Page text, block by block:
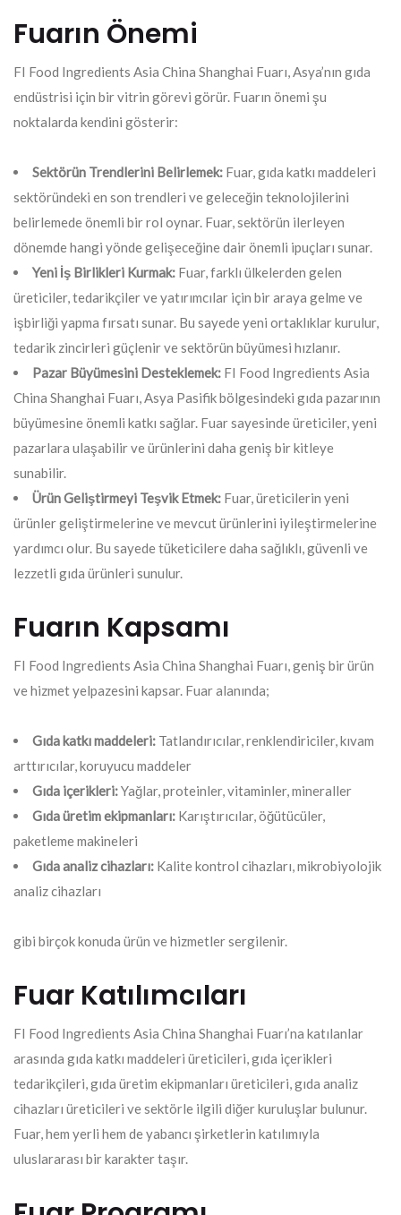
Fuarın Önemi
FI Food Ingredients Asia China Shanghai Fuarı, Asya’nın gıda
endüstrisi için bir vitrin görevi görür. Fuarın önemi şu
noktalarda kendini gösterir:
Sektörün Trendlerini Belirlemek: Fuar, gıda katkı maddeleri
sektöründeki en son trendleri ve geleceğin teknolojilerini
belirlemede önemli bir rol oynar. Fuar, sektörün ilerleyen
dönemde hangi yönde gelişeceğine dair önemli ipuçları sunar.
Yeni İş Birlikleri Kurmak: Fuar, farklı ülkelerden gelen
üreticiler, tedarikçiler ve yatırımcılar için bir araya gelme ve
işbirliği yapma fırsatı sunar. Bu sayede yeni ortaklıklar kurulur,
tedarik zincirleri güçlenir ve sektörün büyümesi hızlanır.
Pazar Büyümesini Desteklemek: FI Food Ingredients Asia
China Shanghai Fuarı, Asya Pasifik bölgesindeki gıda pazarının
büyümesine önemli katkı sağlar. Fuar sayesinde üreticiler, yeni
pazarlara ulaşabilir ve ürünlerini daha geniş bir kitleye
sunabilir.
Ürün Geliştirmeyi Teşvik Etmek: Fuar, üreticilerin yeni
ürünler geliştirmelerine ve mevcut ürünlerini iyileştirmelerine
yardımcı olur. Bu sayede tüketicilere daha sağlıklı, güvenli ve
lezzetli gıda ürünleri sunulur.
Fuarın Kapsamı
FI Food Ingredients Asia China Shanghai Fuarı, geniş bir ürün
ve hizmet yelpazesini kapsar. Fuar alanında;
Gıda katkı maddeleri: Tatlandırıcılar, renklendiriciler, kıvam
arttırıcılar, koruyucu maddeler
Gıda içerikleri:Yağlar, proteinler, vitaminler, mineraller
Gıda üretim ekipmanları: Karıştırıcılar, öğütücüler,
paketleme makineleri
Gıda analiz cihazları: Kalite kontrol cihazları, mikrobiyolojik
analiz cihazları
gibi birçok konuda ürün ve hizmetler sergilenir.
Fuar Katılımcıları
FI Food Ingredients Asia China Shanghai Fuarı’na katılanlar
arasında gıda katkı maddeleri üreticileri, gıda içerikleri
tedarikçileri, gıda üretim ekipmanları üreticileri, gıda analiz
cihazları üreticileri ve sektörle ilgili diğer kuruluşlar bulunur.
Fuar, hem yerli hem de yabancı şirketlerin katılımıyla
uluslararası bir karakter taşır.